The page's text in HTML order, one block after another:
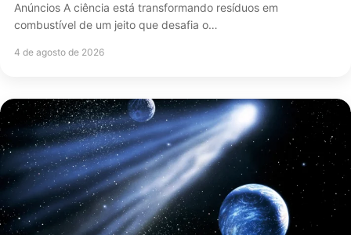
Anúncios A ciência está transformando resíduos em
combustível de um jeito que desafia o…
4 de agosto de 2026